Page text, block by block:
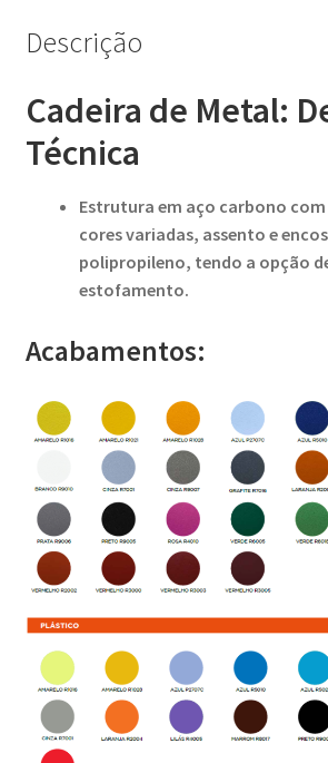
Descrição
Cadeira de Metal:
Técnica
Estrutura em aço carbono
cores variadas, assento e
polipropileno, tendo a opção
estofamento.
Acabamentos: